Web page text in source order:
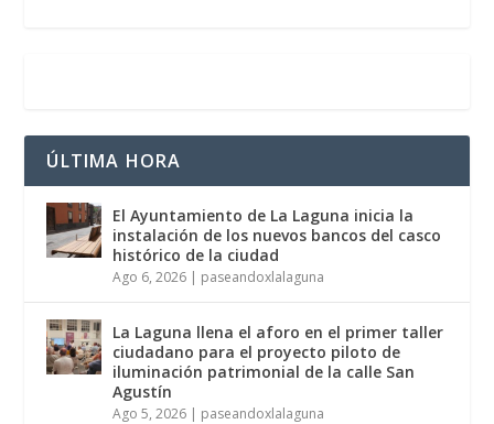
ÚLTIMA HORA
El Ayuntamiento de La Laguna inicia la
instalación de los nuevos bancos del casco
histórico de la ciudad
Ago 6, 2026 | paseandoxlalaguna
La Laguna llena el aforo en el primer taller
ciudadano para el proyecto piloto de
iluminación patrimonial de la calle San
Agustín
Ago 5, 2026 | paseandoxlalaguna